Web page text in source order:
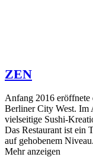
ZEN
Anfang 2016 eröffnete
Berliner City West. Im
vielseitige Sushi-
Das Restaurant ist ein
auf gehobenem
Mehr anzeigen